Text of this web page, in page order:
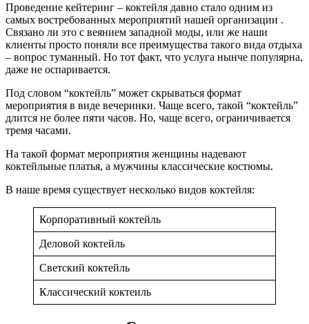
Проведение кейтеринг – коктейля давно стало одним из
самых востребованных мероприятий нашей организации .
Связано ли это с веянием западной моды, или же наши
клиенты просто поняли все преимущества такого вида отдыха
– вопрос туманный. Но тот факт, что услуга нынче популярна,
даже не оспаривается.
Под словом “коктейль” может скрываться формат
мероприятия в виде вечеринки. Чаще всего, такой “коктейль”
длится не более пяти часов. Но, чаще всего, ограничивается
тремя часами.
На такой формат мероприятия женщины надевают
коктейльные платья, а мужчины классические костюмы.
В наше время существует несколько видов коктейля:
Корпоративный коктейль
Деловой коктейль
Светский коктейль
Классический коктеиль